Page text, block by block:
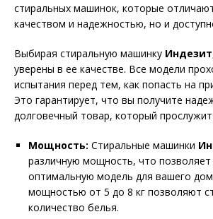
стиральных машинок, которые
качеством и надежностью, но и
Выбирая стиральную машинку Индезит
уверены в ее качестве. Все модели
испытания перед тем, как попасть на
Это гарантирует, что вы получите
долговечный товар, который
Мощность: Стиральные машинки
различную мощность, что
оптимальную модель для вашего
мощностью от 5 до 8 кг позволяют
количество белья.